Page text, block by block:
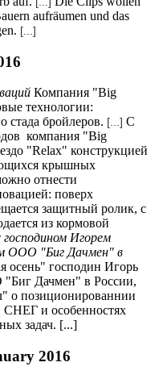
aufräumen und das
[...]
Компания "Big
технологии:
стада бройлеров. [...] С
компания "Big
"Relax" конструкцией
крышных
отнести
поверх
защитный ролик, с
из кормовой
Игорем
ООО "Биг Дачмен" в
осень" господин Игорь
"Биг Дачмен" в России,
о позиционированнии
СНЕГ и особенностях
задач. [...]
2016